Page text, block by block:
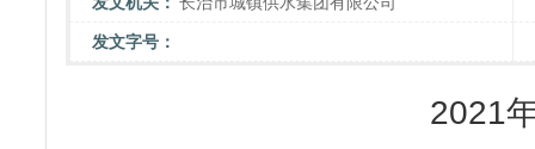
发文字号：
2021